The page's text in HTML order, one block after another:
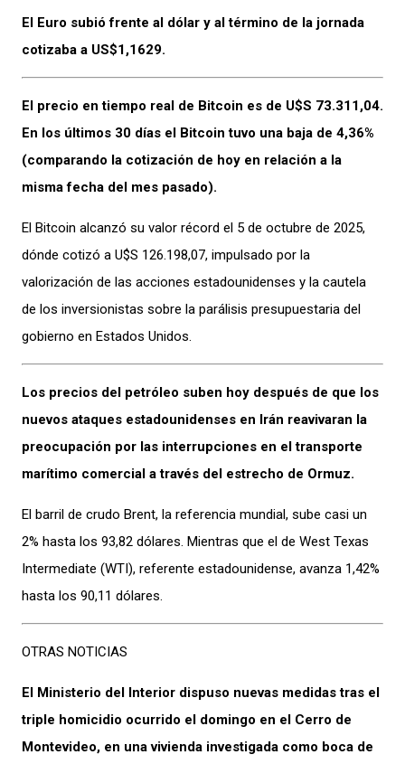
El Euro subió frente al dólar y al término de la jornada
cotizaba a US$1,1629.
El precio en tiempo real de Bitcoin es de U$S 73.311,04.
En los últimos 30 días el Bitcoin tuvo una baja de 4,36%
(comparando la cotización de hoy en relación a la
misma fecha del mes pasado).
El Bitcoin alcanzó su valor récord el 5 de octubre de 2025,
dónde cotizó a U$S 126.198,07, impulsado por la
valorización de las acciones estadounidenses y la cautela
de los inversionistas sobre la parálisis presupuestaria del
gobierno en Estados Unidos.
Los precios del petróleo suben hoy después de que los
nuevos ataques estadounidenses en Irán reavivaran la
preocupación por las interrupciones en el transporte
marítimo comercial a través del estrecho de Ormuz.
El barril de crudo Brent, la referencia mundial, sube casi un
2% hasta los 93,82 dólares. Mientras que el de West Texas
Intermediate (WTI), referente estadounidense, avanza 1,42%
hasta los 90,11 dólares.
OTRAS NOTICIAS
El Ministerio del Interior dispuso nuevas medidas tras el
triple homicidio ocurrido el domingo en el Cerro de
Montevideo, en una vivienda investigada como boca de